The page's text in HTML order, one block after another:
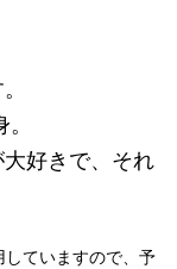
好きで、それ
ていますので、予